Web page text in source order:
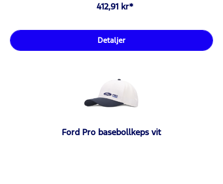
412,91 kr*
Detaljer
Ford Pro basebollkeps vit